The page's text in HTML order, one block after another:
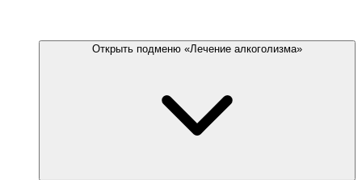
Открыть подменю «Лечение алкоголизма»